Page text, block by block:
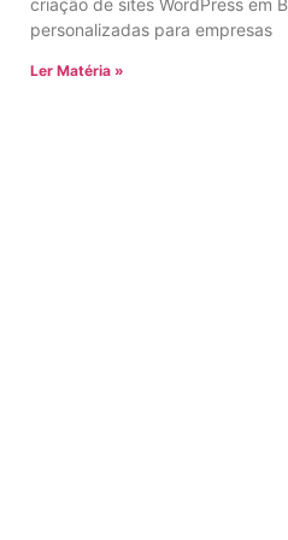
criação de sites WordPress em
personalizadas para empresas
Ler Matéria »